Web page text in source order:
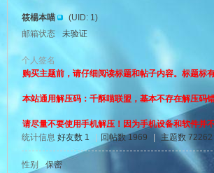
猫
筱楊本喵
(UID: 1)
邮箱状态
未验证
个人签名
购买主题前，请仔细阅读标题和帖子内容。标题标
本站通用解压码：千酥喵联盟，基本不存在解压码
请尽量不要使用手机解压！因为手机设备和软件并
统计信息 好友数 1 回帖数 1969 主题数 72262
性别 保密